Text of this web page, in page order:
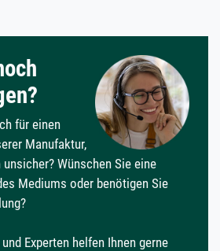
für einen
Manufaktur,
Wünschen Sie eine
Mediums oder benötigen Sie
Experten helfen Ihnen gerne